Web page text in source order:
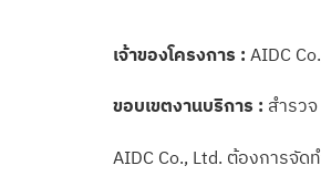
เจ้าของโครงการ :AIDC
ขอบเขตงานบริการ : สำรว
AIDC Co., Ltd. ต้องการจั